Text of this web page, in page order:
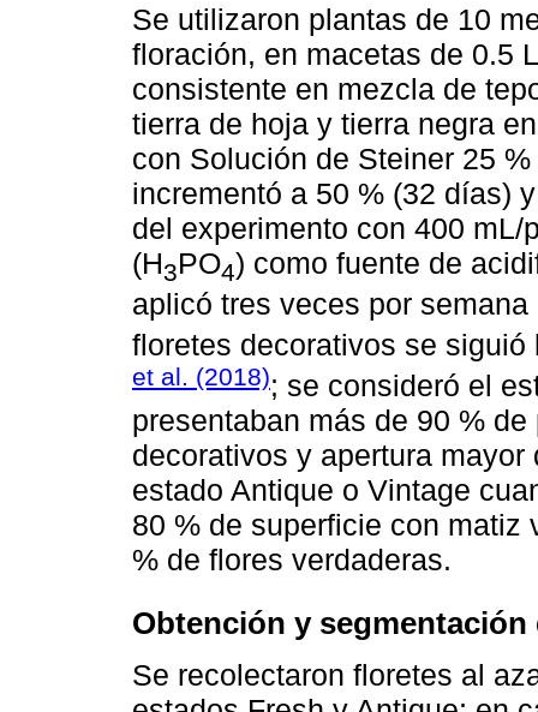
Se utilizaron plantas de 10
floración, en macetas de 0.5
consistente en mezcla de
tierra de hoja y tierra negra
con Solución de Steiner 25
incrementó a 50 % (32 días)
del experimento con 400
(H3PO4) como fuente de
aplicó tres veces por
floretes decorativos se
et al. (2018); se consideró el
presentaban más de 90 %
decorativos y apertura
estado Antique o Vintage
80 % de superficie con matiz
% de flores verdaderas.
Obtención y
Se recolectaron floretes al